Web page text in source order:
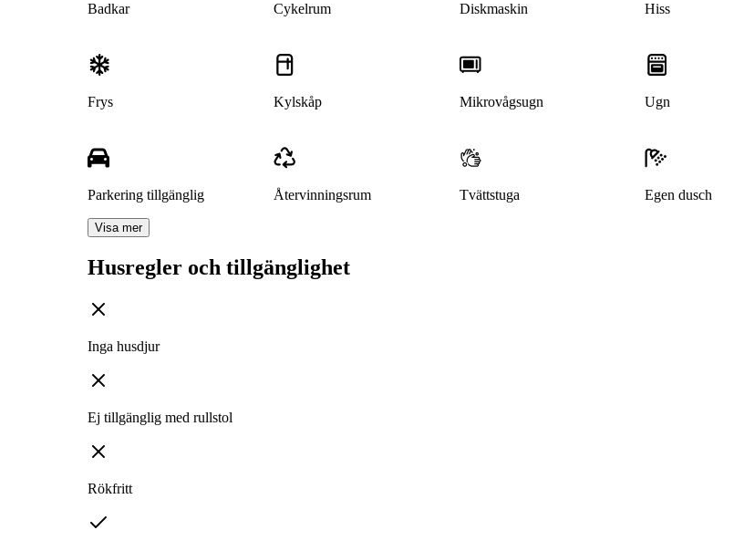
Badkar Cykelrum Diskmaskin Hiss
Frys Kylskåp Mikrovågsugn Ugn
Parkering tillgänglig Återvinningsrum Tvättstuga Egen dusch
Visa mer
Husregler och tillgänglighet
Inga husdjur
Ej tillgänglig med rullstol
Rökfritt